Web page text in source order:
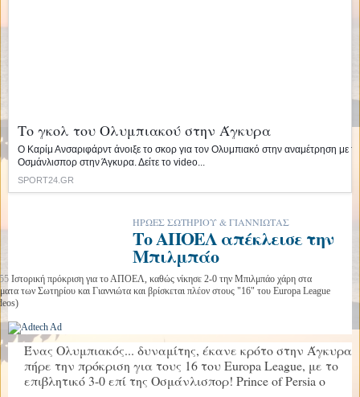
Το γκολ του Ολυμπιακού στην Άγκυρα
Ο Καρίμ Ανσαριφάρντ άνοιξε το σκορ για τον Ολυμπιακό στην αναμέτρηση με
Οσμάνλισπορ στην Άγκυρα. Δείτε το video...
SPORT24.GR
ΗΡΩΕΣ ΣΩΤΗΡΙΟΥ & ΓΙΑΝΝΙΩΤΑΣ
Το ΑΠΟΕΛ απέκλεισε την
Μπιλμπάο
Ιστορική πρόκριση για το ΑΠΟΕΛ, καθώς νίκησε 2-0 την Μπιλμπάο χάρη στα
των Σωτηρίου και Γιαννιώτα και βρίσκεται πλέον στους "16" του Europa League
Ένας Ολυμπιακός... δυναμίτης, έκανε κρότο στην Άγκυρα
πήρε την πρόκριση για τους 16 του Europa League, με το
επιβλητικό 3-0 επί της Οσμάνλισπορ! Prince of Persia ο